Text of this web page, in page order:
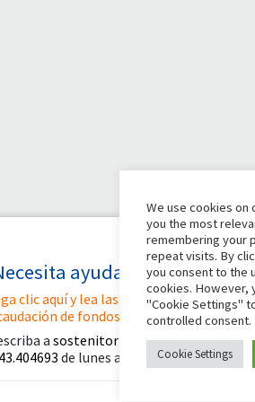
ayuda?
clic aquí y lea las instrucciones para
de fondos
asostenitori@apg23.orgo llame
de lunes a viernes (horario de
We use cookies
you the most
remembering your
repeat visits. By
you consent to the
cookies. However,
"Cookie Settings"
controlled consent.
Cookie Settings